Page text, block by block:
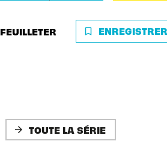
FEUILLETER bookmark_border ENREGISTRER
arrow_forward TOUTE LA SÉRIE